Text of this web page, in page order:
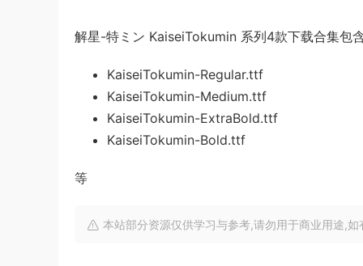
解星-特ミン KaiseiTokumin 系列4款下载合集包
KaiseiTokumin-Regular.ttf
KaiseiTokumin-Medium.ttf
KaiseiTokumin-ExtraBold.ttf
KaiseiTokumin-Bold.ttf
等
本站部分资源仅供学习与参考,请勿用于商业用途,